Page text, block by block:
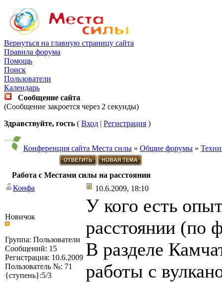
Вернуться на главную страницу сайта
Правила форума
Помощь
Поиск
Пользователи
Календарь
Сообщение сайта
(Сообщение закроется через 2 секунды)
Здравствуйте, гость ( Вход | Регистрация )
Конференция сайта Места силы » Общие форумы »
Работа с Местами силы на расстоянии
Конфа
10.6.2009, 18:10
Новичок
Группа: Пользователи
Сообщений: 15
Регистрация: 10.6.2009
Пользователь №: 71
{ступень}:5/3
У кого есть
расстоянии (по
В разделе
работы с